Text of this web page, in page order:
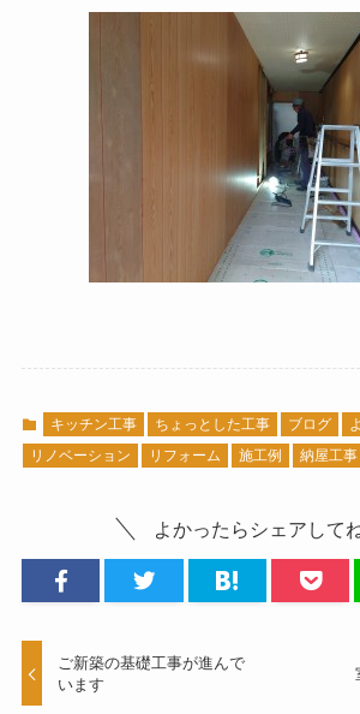
キッチン工事 ちょっとした工事 ブログ
リノベーション
リフォーム 施工例 納屋工事
よかったらシェアして
ご新築の基礎工事が進んで
います